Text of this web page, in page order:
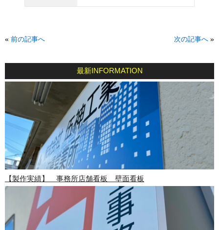
« 前の記事へ 次の記事へ »
最新INFORMATION
【製作実績】 事務所店舗看板 壁面看板